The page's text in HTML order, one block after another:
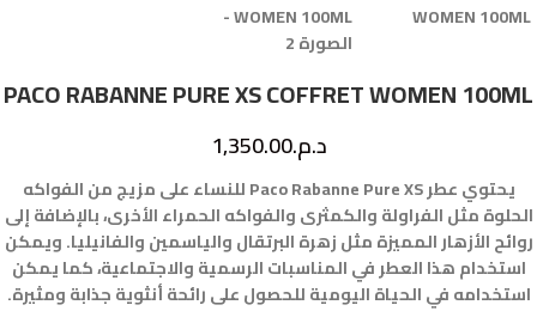
PACO RABANNE PURE XS COFFRET WOMEN 100ML
د.م.1,350.00
يحتوي عطر Paco Rabanne Pure XS للنساء على مزيج من الفواكه
الحلوة مثل الفراولة والكمثرى والفواكه الحمراء الأخرى، بالإضافة إلى
روائح الأزهار المميزة مثل زهرة البرتقال والياسمين والفانيليا. ويمكن
استخدام هذا العطر في المناسبات الرسمية والاجتماعية، كما يمكن
استخدامه في الحياة اليومية للحصول على رائحة أنثوية جذابة ومثيرة.